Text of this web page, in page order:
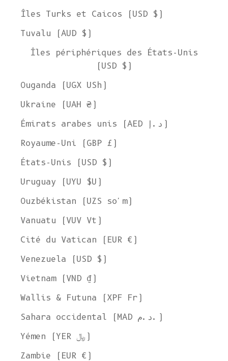
Îles Turks et Caicos (USD $)
Tuvalu (AUD $)
Îles périphériques des États-Unis
(USD $)
Ouganda (UGX USh)
Ukraine (UAH ₴)
Émirats arabes unis (AED د.إ)
Royaume-Uni (GBP £)
États-Unis (USD $)
Uruguay (UYU $U)
Ouzbékistan (UZS so'm)
Vanuatu (VUV Vt)
Cité du Vatican (EUR €)
Venezuela (USD $)
Vietnam (VND ₫)
Wallis & Futuna (XPF Fr)
Sahara occidental (MAD د.م.)
Yémen (YER ﷼)
Zambie (EUR €)